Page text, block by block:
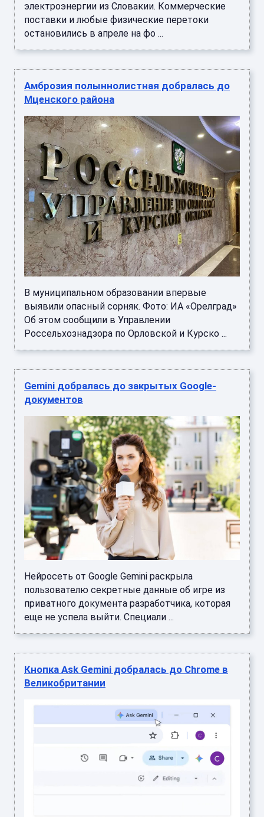
электроэнергии из Словакии. Коммерческие
поставки и любые физические перетоки
остановились в апреле на фо ...
Амброзия полыннолистная добралась до
Мценского района
В муниципальном образовании впервые
выявили опасный сорняк. Фото: ИА «Орелград»
Об этом сообщили в Управлении
Россельхознадзора по Орловской и Курско ...
Gemini добралась до закрытых Google-
документов
Нейросеть от Google Gemini раскрыла
пользователю секретные данные об игре из
приватного документа разработчика, которая
еще не успела выйти. Специали ...
Кнопка Ask Gemini добралась до Chrome в
Великобритании